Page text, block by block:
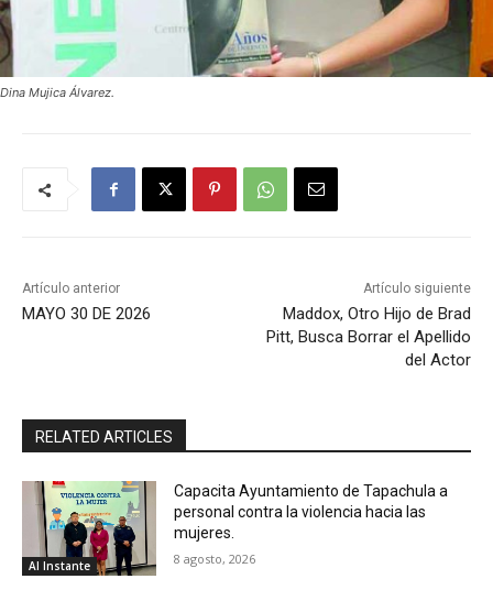
Dina Mujica Álvarez.
Artículo anterior
MAYO 30 DE 2026
Artículo siguiente
Maddox, Otro Hijo de Brad
Pitt, Busca Borrar el Apellido
del Actor
RELATED ARTICLES
Al Instante
Capacita Ayuntamiento de Tapachula a
personal contra la violencia hacia las
mujeres.
8 agosto, 2026